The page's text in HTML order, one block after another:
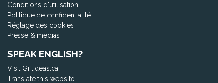
Conditions d'utilisation
Politique de confidentialité
Réglage des cookies
Presse & médias
SPEAK ENGLISH?
Visit Giftideas.ca
Translate this website